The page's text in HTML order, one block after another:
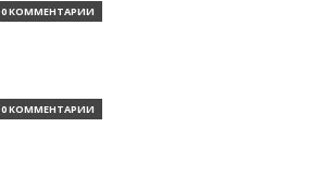
0 КОММЕНТАРИИ
0 КОММЕНТАРИИ